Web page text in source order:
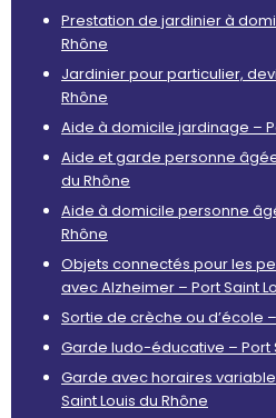
Prestation de jardinier à
Rhône
Jardinier pour particulier,
Rhône
Aide à domicile jardinage –
Aide et garde personne
du Rhône
Aide à domicile personne
Rhône
Objets connectés pour les
avec Alzheimer – Port Saint
Sortie de crèche ou d’école
Garde ludo-éducative – Port
Garde avec horaires
Saint Louis du Rhône